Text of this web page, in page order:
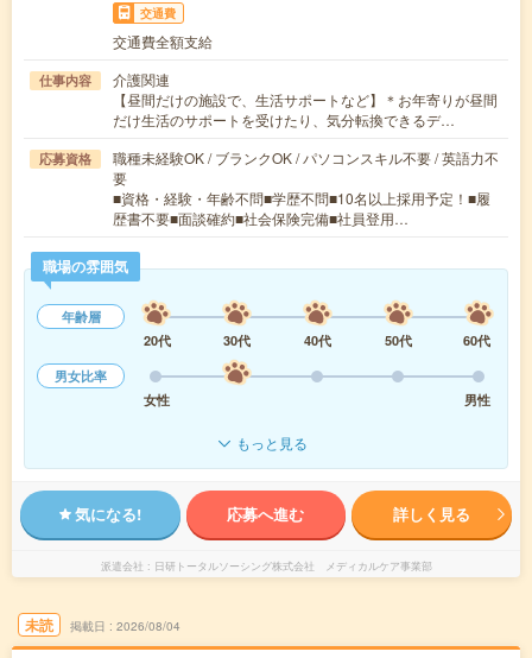
交通費
交通費全額支給
仕事内容
介護関連
【昼間だけの施設で、生活サポートなど】＊お年寄りが昼間
だけ生活のサポートを受けたり、気分転換できるデ…
応募資格
職種未経験OK / ブランクOK / パソコンスキル不要 / 英語力不
要
■資格・経験・年齢不問■学歴不問■10名以上採用予定！■履
歴書不要■面談確約■社会保険完備■社員登用…
職場の雰囲気
年齢層
20代
30代 40代 50代
60代
男女比率
女性
男性
もっと見る
気になる! 応募へ進む 詳しく見る
派遣会社 日研トータルソーシング株式会社 メディカルケア事業部
未読 掲載日 2026/08/04